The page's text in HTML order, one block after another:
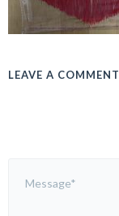
LEAVE A COMMENT